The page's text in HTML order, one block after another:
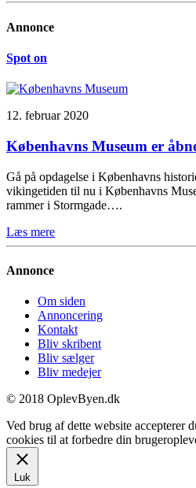
Annonce
Spot on
12. februar 2020
Københavns Museum er
Gå på opdagelse i Københavns
vikingetiden til nu i Københavns
rammer i Stormgade….
Læs mere
Annonce
Om siden
Annoncering
Kontakt
Bliv skribent
Bliv sælger
Bliv medejer
© 2018 OplevByen.dk
Ved brug af dette website accepterer
cookies til at forbedre din
Luk